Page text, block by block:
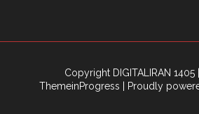
Copyright DIGITALIRAN 1405
ThemeinProgress
| Proudly